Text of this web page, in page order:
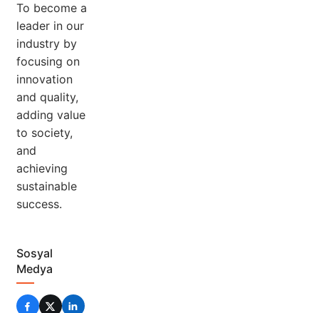
To become a
leader in our
industry by
focusing on
innovation
and quality,
adding value
to society,
and
achieving
sustainable
success.
Sosyal
Medya